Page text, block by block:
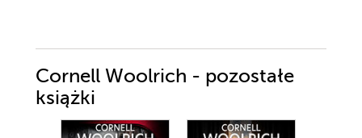
Cornell Woolrich - pozostałe
książki